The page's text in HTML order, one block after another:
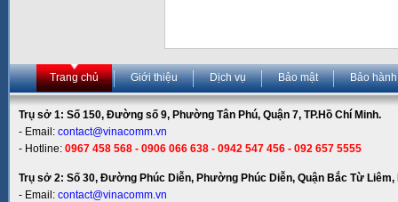
Trang chủ Giới thiệu Dịch vụ Bảo mật Bảo hành
Trụ sở 1: Số 150, Đường số 9, Phường Tân Phú, Quận 7, TP.Hồ Chí Minh.
- Email: contact@vinacomm.vn
- Hotline: 0967 458 568 - 0906 066 638 - 0942 547 456 - 092 657 5555
Trụ sở 2: Số 30, Đường Phúc Diễn, Phường Phúc Diễn, Quận Bắc Từ Liêm,
- Email: contact@vinacomm.vn